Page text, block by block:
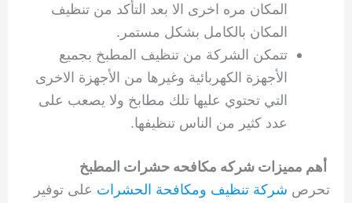
المكان مره اخرى الا بعد التأكد من تنظيف
المكان بالكامل بشكل مستمر.
تتمكن الشركة من تنظيف المطبخ بجميع
الأجهزة الكهربائية وغيرها من الأجهزة الاخرى
التي تحتوي عليها تلك مطابخ ولا يصعب على
عدد كثير من الناس تنظيفها.
أهم مميزات شركه مكافحه حشرات المطبخ
تحرص شركة تنظيف ومكافحة الحشرات على توفير